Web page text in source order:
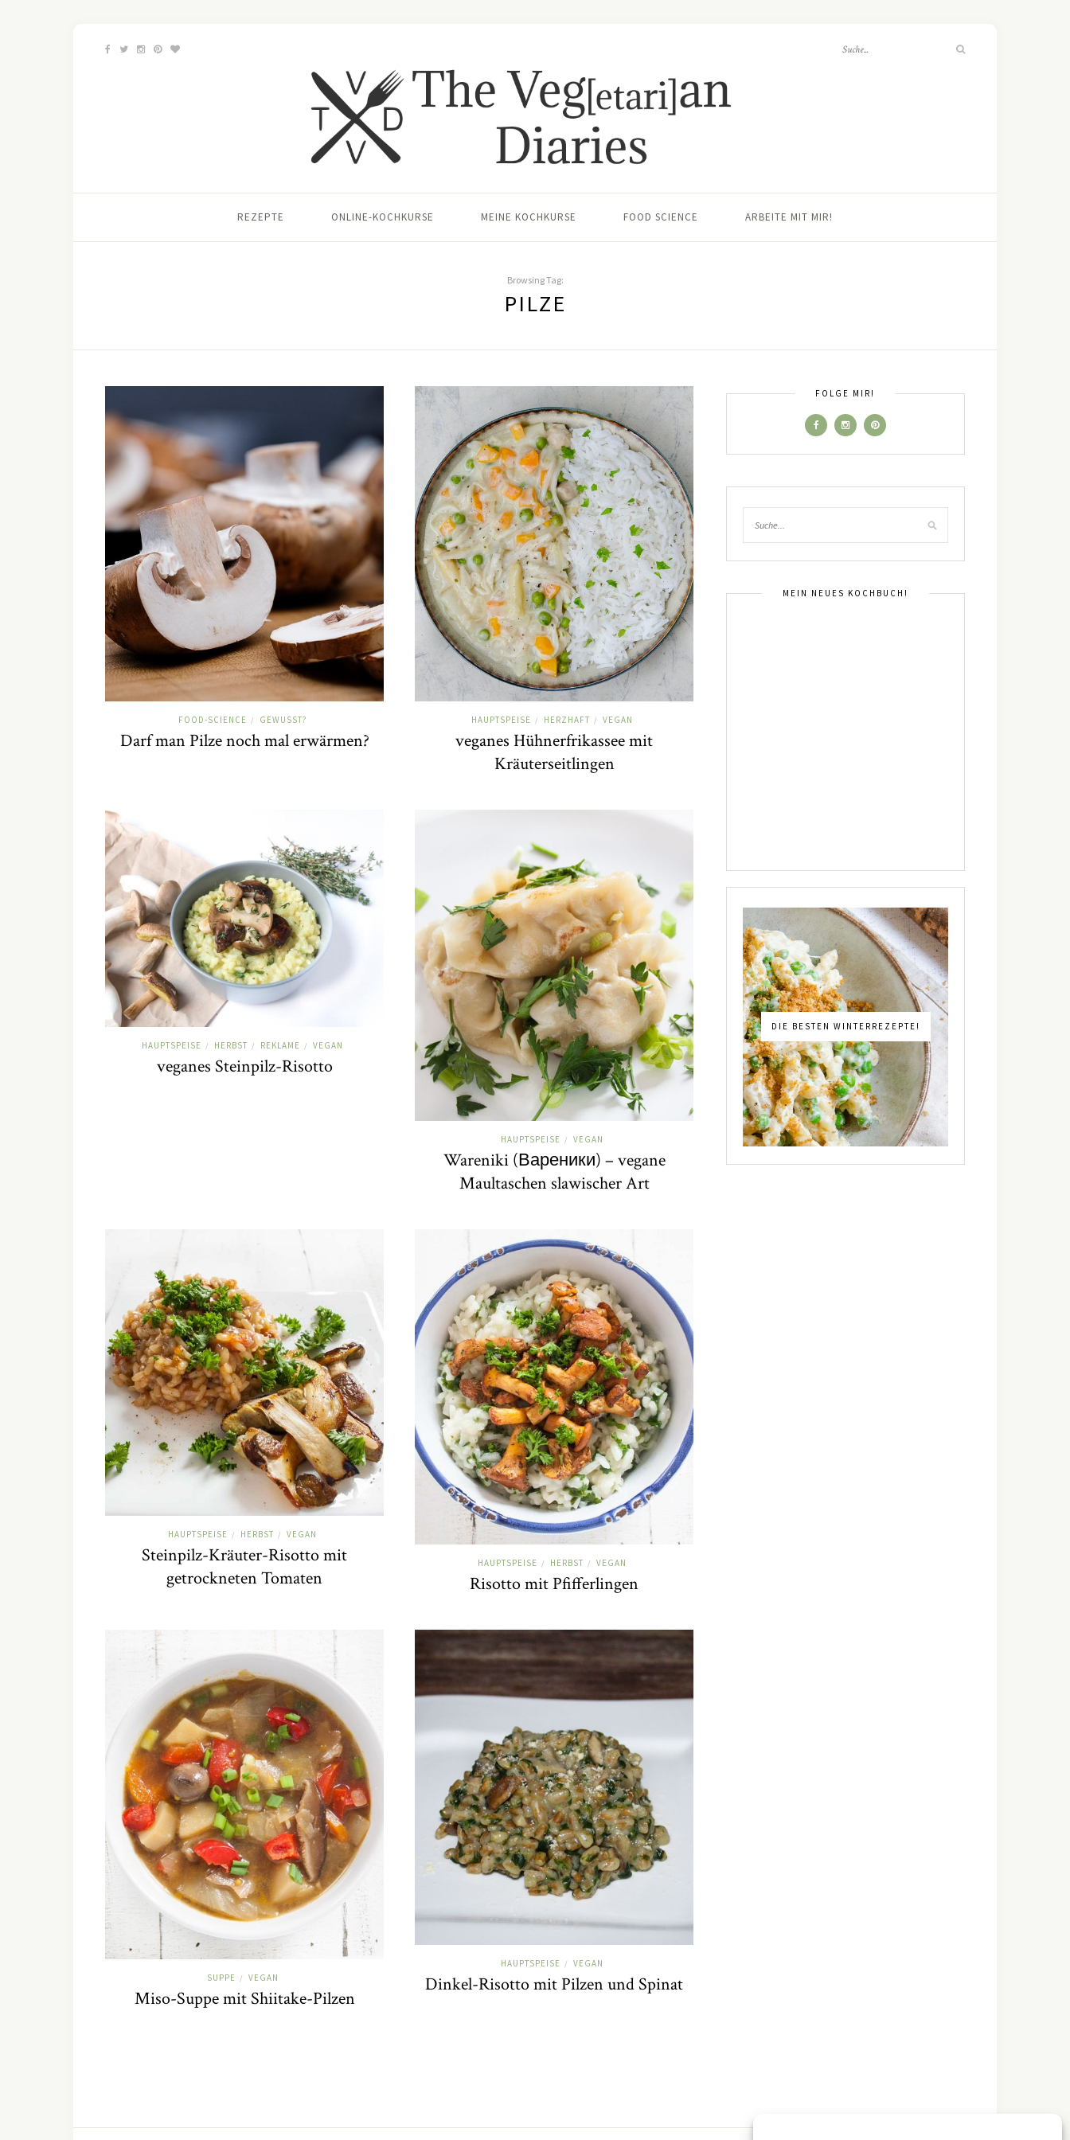
REZEPTE ONLINE-KOCHKURSE MEINE KOCHKURSE FOOD SCIENCE ARBEITE MIT MIR!
Browsing Tag:
PILZE
FOOD-SCIENCE / GEWUSST?
Darf man Pilze noch mal erwärmen?
HAUPTSPEISE / HERZHAFT / VEGAN
veganes Hühnerfrikassee mit
Kräuterseitlingen
HAUPTSPEISE / HERBST / REKLAME / VEGAN
veganes Steinpilz-Risotto
HAUPTSPEISE / VEGAN
Wareniki (Вареники) – vegane
Maultaschen slawischer Art
HAUPTSPEISE / HERBST / VEGAN
Steinpilz-Kräuter-Risotto mit
getrockneten Tomaten
HAUPTSPEISE / HERBST / VEGAN
Risotto mit Pfifferlingen
SUPPE / VEGAN
Miso-Suppe mit Shiitake-Pilzen
HAUPTSPEISE / VEGAN
Dinkel-Risotto mit Pilzen und Spinat
FOLGE MIR!
MEIN NEUES KOCHBUCH!
DIE BESTEN WINTERREZEPTE!